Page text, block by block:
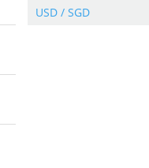
USD / SGD